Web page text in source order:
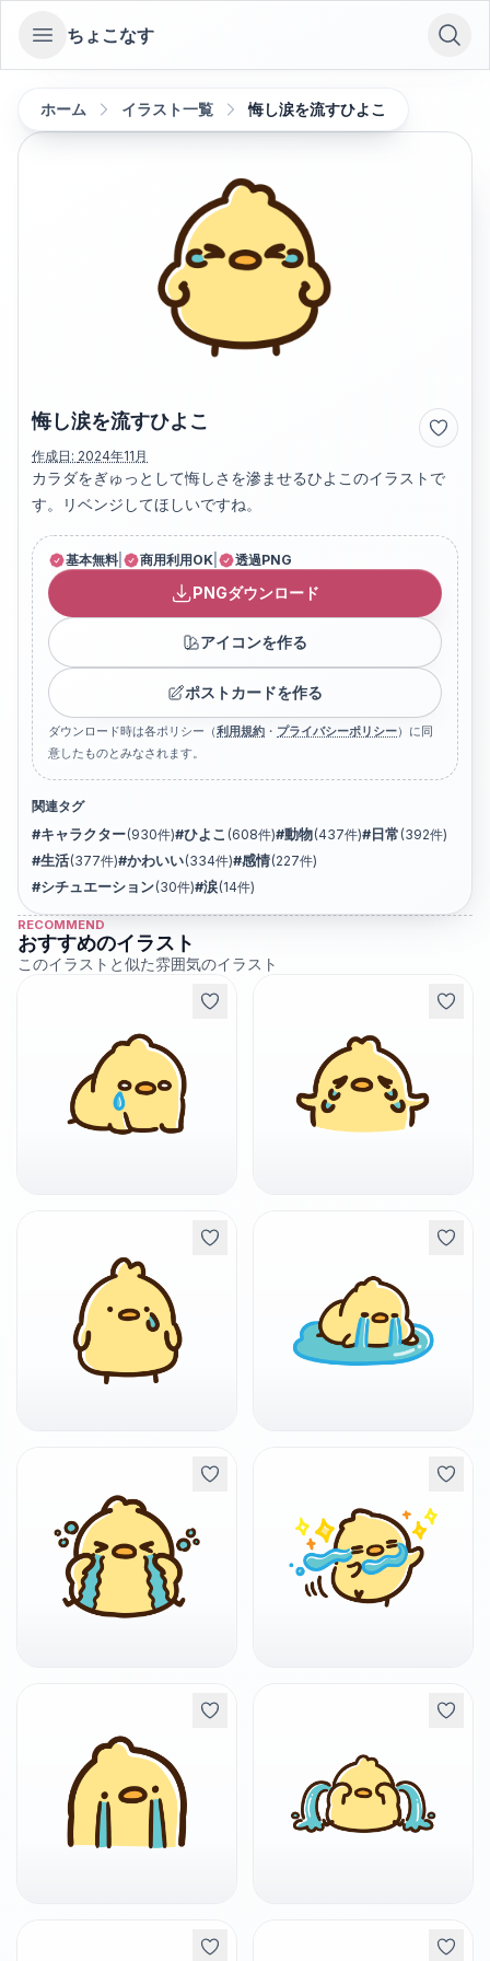
Open sidebar
ちょこなす
ホーム イラスト一覧 悔し涙を流すひよこ
悔し涙を流すひよこ
作成日: 2024年11月
カラダをぎゅっとして悔しさを滲ませるひよこのイラストで
す。リベンジしてほしいですね。
基本無料 商用利用OK 透過PNG
PNGダウンロード
アイコンを作る
ポストカードを作る
ダウンロード時は各ポリシー（利用規約 ・ プライバシーポリシー）に同
意したものとみなされます。
関連タグ
#キャラクター(930件)#ひよこ (608件)#動物(437件)# 日常 (392件)
#生活(377件)#かわいい(334件)#感情(227件)
#シチュエーション(30件)#涙(14件)
RECOMMEND
おすすめのイラスト
このイラストと似た雰囲気のイラスト